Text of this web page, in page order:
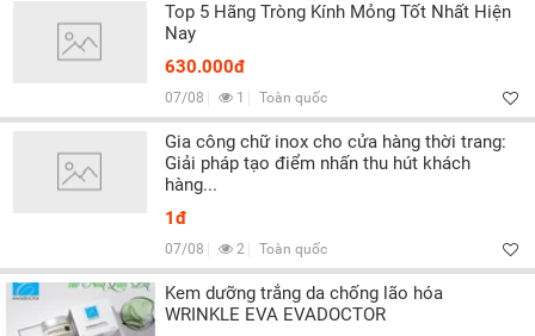
Top 5 Hãng Tròng Kính Mỏng Tốt Nhất Hiện
Nay
630.000đ
07/08 1 Toàn quốc
Gia công chữ inox cho cửa hàng thời trang:
Giải pháp tạo điểm nhấn thu hút khách
hàng...
1đ
07/08 2 Toàn quốc
Kem dưỡng trắng da chống lão hóa
WRINKLE EVA EVADOCTOR